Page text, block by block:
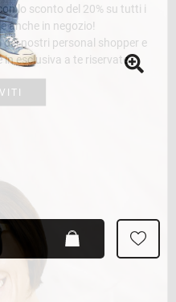
lo sconto del 20% su tutti i
anche in negozio!
dei nostri personal shopper e
esclusiva a te riservate.